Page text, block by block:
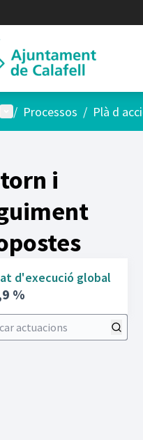
Menú principal
/ Processos / Plà d
i
d'execució global
%
actuacions